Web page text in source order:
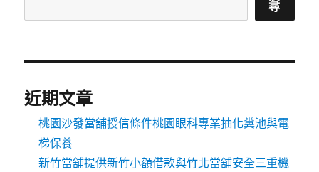
尋
近期文章
桃園沙發當舖授信條件桃園眼科專業抽化糞池與電
梯保養
新竹當舖提供新竹小額借款與竹北當舖安全三重機